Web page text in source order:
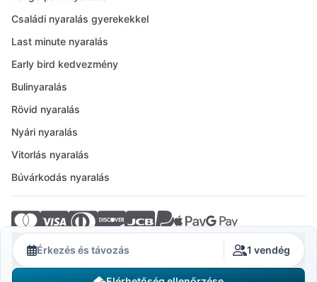
Érkezés és távozás 1 vendég
Családi nyaralás gyerekekkel
Last minute nyaralás
Early bird kedvezmény
Bulinyaralás
Rövid nyaralás
Nyári nyaralás
Vitorlás nyaralás
Búvárkodás nyaralás
© 2026 Crovillas GmbH